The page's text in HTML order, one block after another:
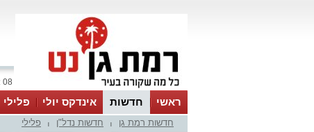
08 אוגוסט 2026 / 16:57
ראשי חדשות אינדקס יולי פלילי
ווטסאפ
חדשות רמת גן חדשות נדל"ן פלילי